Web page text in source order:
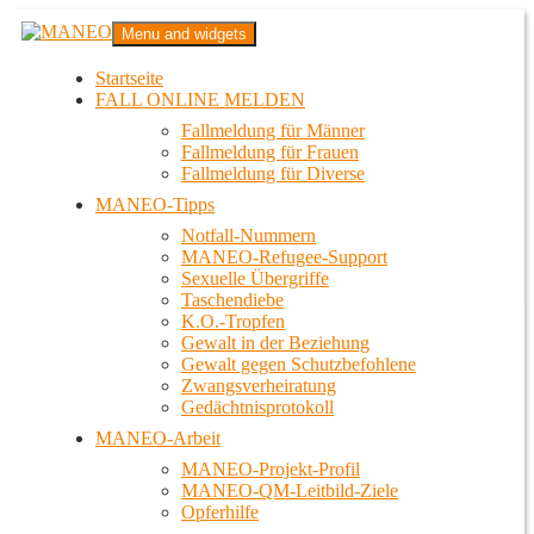
Zum
InhaltMANEO
Das schwule Anti-Gewalt-Projekt in Berlin
Menu and widgets
Startseite
FALL ONLINE MELDEN
Fallmeldung für Männer
Fallmeldung für Frauen
Fallmeldung für Diverse
MANEO-Tipps
Notfall-Nummern
MANEO-Refugee-Support
Sexuelle Übergriffe
Taschendiebe
K.O.-Tropfen
Gewalt in der Beziehung
Gewalt gegen Schutzbefohlene
Zwangsverheiratung
Gedächtnisprotokoll
MANEO-Arbeit
MANEO-Projekt-Profil
MANEO-QM-Leitbild-Ziele
Opferhilfe